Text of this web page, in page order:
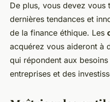
De plus, vous devez vous
dernières tendances et
de la finance éthique. Les
acquérez vous aideront à
qui répondent aux
entreprises et des